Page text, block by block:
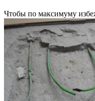
Чтобы по максимуму